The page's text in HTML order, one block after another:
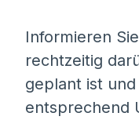
Informieren
rechtzeitig
geplant ist
entsprechend